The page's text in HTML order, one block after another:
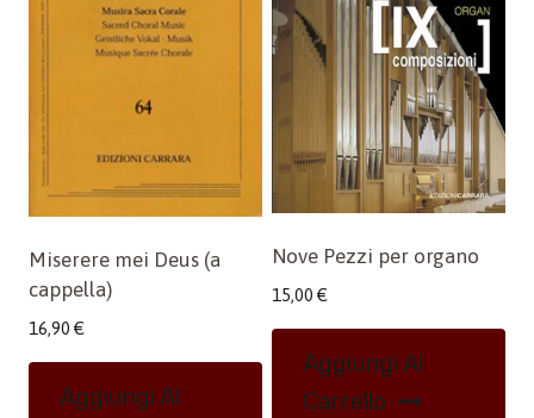
Miserere mei Deus (a
cappella)
16,90 €
Aggiungi Al
Nove Pezzi per organo
15,00 €
Aggiungi Al
Carrello